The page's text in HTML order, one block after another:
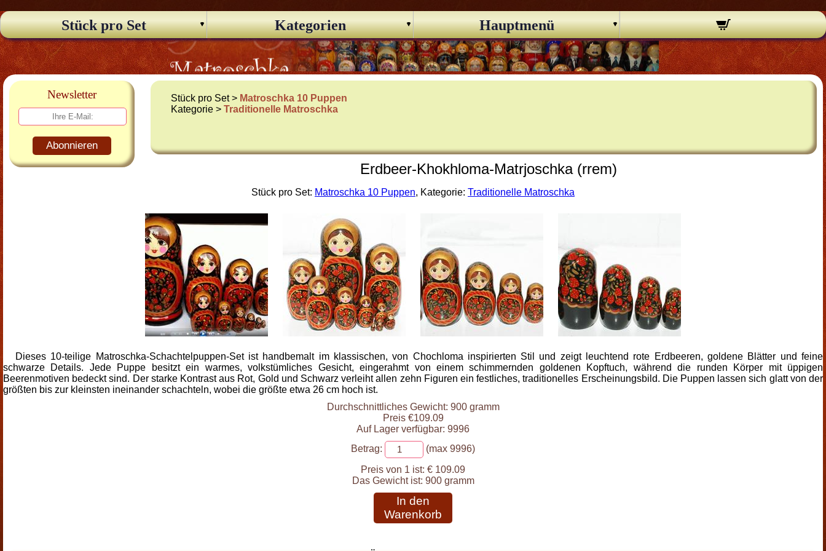
Stück pro Set Kategorien Hauptmenü
Newsletter
Abonnieren
Stück pro Set > Matroschka 10 Puppen
Kategorie >Traditionelle Matroschka
Erdbeer-Khokhloma-Matrjoschka (rrem)
Stück pro Set: Matroschka 10 Puppen, Kategorie: Traditionelle Matroschka
Dieses 10-teilige Matroschka-Schachtelpuppen-Set ist handbemalt im klassischen, von Chochloma inspirierten Stil und zeigt leuchtend rote Erdbeeren, goldene Blätter und feine
schwarze Details. Jede Puppe besitzt ein warmes, volkstümliches Gesicht, eingerahmt von einem schimmernden goldenen Kopftuch, während die runden Körper mit üppigen
Beerenmotiven bedeckt sind. Der starke Kontrast aus Rot, Gold und Schwarz verleiht allen zehn Figuren ein festliches, traditionelles Erscheinungsbild. Die Puppen lassen sich glatt von der
größten bis zur kleinsten ineinander schachteln, wobei die größte etwa 26 cm hoch ist.
Durchschnittliches Gewicht: 900 gramm
Preis €109.09
Auf Lager verfügbar: 9996
Betrag:
(max 9996)
Preis von 1 ist: € 109.09
Das Gewicht ist: 900 gramm
In den
Warenkorb